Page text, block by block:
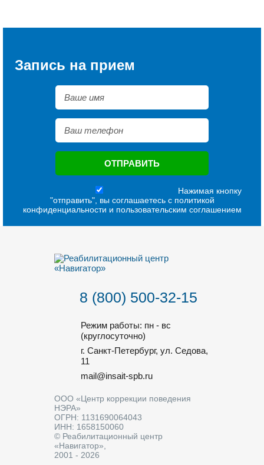
Запись на прием
Нажимая кнопку
"отправить", вы соглашаетесь с политикой
конфиденциальности и пользовательским соглашением
8 (800) 500-32-15
Режим работы: пн - вс
(круглосуточно)
г. Санкт-Петербург, ул. Седова,
11
mail@insait-spb.ru
ООО «Центр коррекции поведения
НЭРА»
ОГРН: 1131690064043
ИНН: 1658150060
© Реабилитационный центр
«Навигатор»,
2001 - 2026